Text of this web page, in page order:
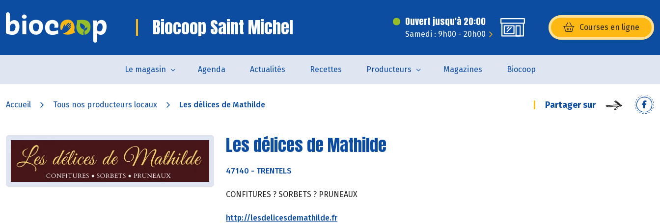
Biocoop Saint Michel Ouvert jusqu'à 20:00
Samedi : 9h00 - 20h00
Courses en ligne
(s’ouvre dans une nouvelle
Le magasin Agenda Actualités Recettes Producteurs Magazines Biocoop
Accueil Tous nos producteurs locaux Les délices de Mathilde Partager sur
Les délices de Mathilde
47140 - TRENTELS
CONFITURES ? SORBETS ? PRUNEAUX
http://lesdelicesdemathilde.fr